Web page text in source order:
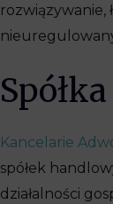
rozwiązywanie,
Kancelarie
spółek
działalności